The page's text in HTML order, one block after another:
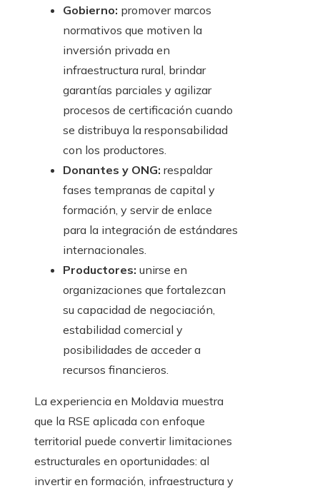
Gobierno: promover marcos
normativos que motiven la
inversión privada en
infraestructura rural, brindar
garantías parciales y agilizar
procesos de certificación cuando
se distribuya la responsabilidad
con los productores.
Donantes y ONG: respaldar
fases tempranas de capital y
formación, y servir de enlace
para la integración de estándares
internacionales.
Productores: unirse en
organizaciones que fortalezcan
su capacidad de negociación,
estabilidad comercial y
posibilidades de acceder a
recursos financieros.
La experiencia en Moldavia muestra
que la RSE aplicada con enfoque
territorial puede convertir limitaciones
estructurales en oportunidades: al
invertir en formación, infraestructura y